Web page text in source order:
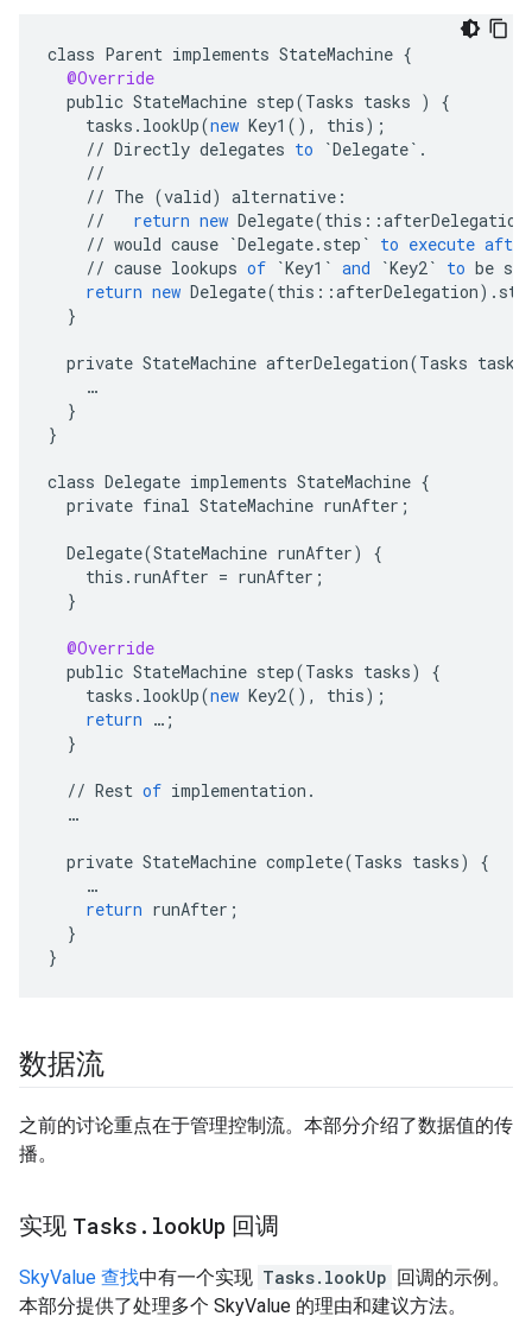
class Parent implements StateMachine {
@Override
public StateMachine step(Tasks tasks )
{
tasks . lookUp(new Key1 (), this);
// Directly delegates to `Delegate` .
//
// The (valid) alternative :
//
return new Delegate(this ::afterDelegation
// would cause `Delegate.step` to execute after
// cause lookups of `Key1` and `Key2` to be
return new Delegate(this ::afterDelegation).
}
private StateMachine afterDelegation(Tasks tasks
…
}
}
class Delegate implements StateMachine {
private final StateMachine runAfter ;
Delegate(StateMachine runAfter)
{
this . runAfter = runAfter ;
}
@Override
public StateMachine step(Tasks tasks)
{
tasks . lookUp(new Key2(), this);
return … ;
}
// Rest of implementation .
…
private StateMachine complete(Tasks tasks)
{
…
return runAfter ;
}
}
数据流
之前的讨论重点在于管理控制流。本部分介绍了数据值的传
播。
实现 Tasks . lookUp 回调
SkyValue 查找中有一个实现 Tasks.lookUp 回调的示例。
本部分提供了处理多个 SkyValue 的理由和建议方法。